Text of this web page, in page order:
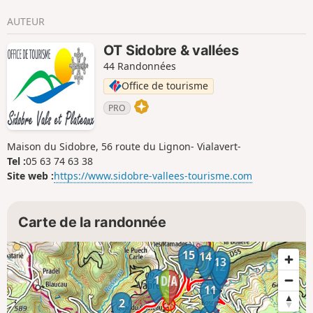
AUTEUR
OT Sidobre & vallées
44 Randonnées
Office de tourisme
PRO
Maison du Sidobre, 56 route du Lignon- Vialavert-
Tel :05 63 74 63 38
Site web :https://www.sidobre-vallees-tourisme.com
Carte de la randonnée
1
2
11
12
13
14
15